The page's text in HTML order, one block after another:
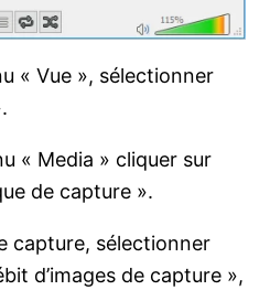
« Vue », sélectionner
« Media » cliquer sur
de capture ».
capture, sélectionner
d’images de capture »,